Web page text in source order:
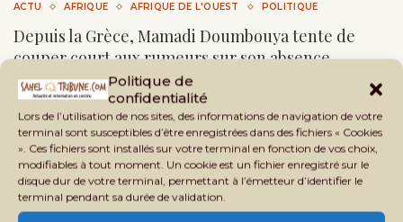
Politique de
confidentialité
Lors de l’utilisation de nos sites, des informations de navigation de votre
terminal sont susceptibles d’être enregistrées dans des fichiers « Cookies
». Ces fichiers sont installés sur votre terminal en fonction de vos choix,
modifiables à tout moment. Un cookie est un fichier enregistré sur le
disque dur de votre terminal, permettant à l’émetteur d’identifier le
terminal pendant sa durée de validation.
ACTU AFRIQUE AFRIQUE DE L'OUEST POLITIQUE
Depuis la Grèce, Mamadi Doumbouya tente de
couper court aux rumeurs sur son absence
bySahel Tribune 6 août 2026
Depuis un yacht en Grèce, Mamadi Doumbouya assure que
« la Guinée avance ». Un message qui ne …